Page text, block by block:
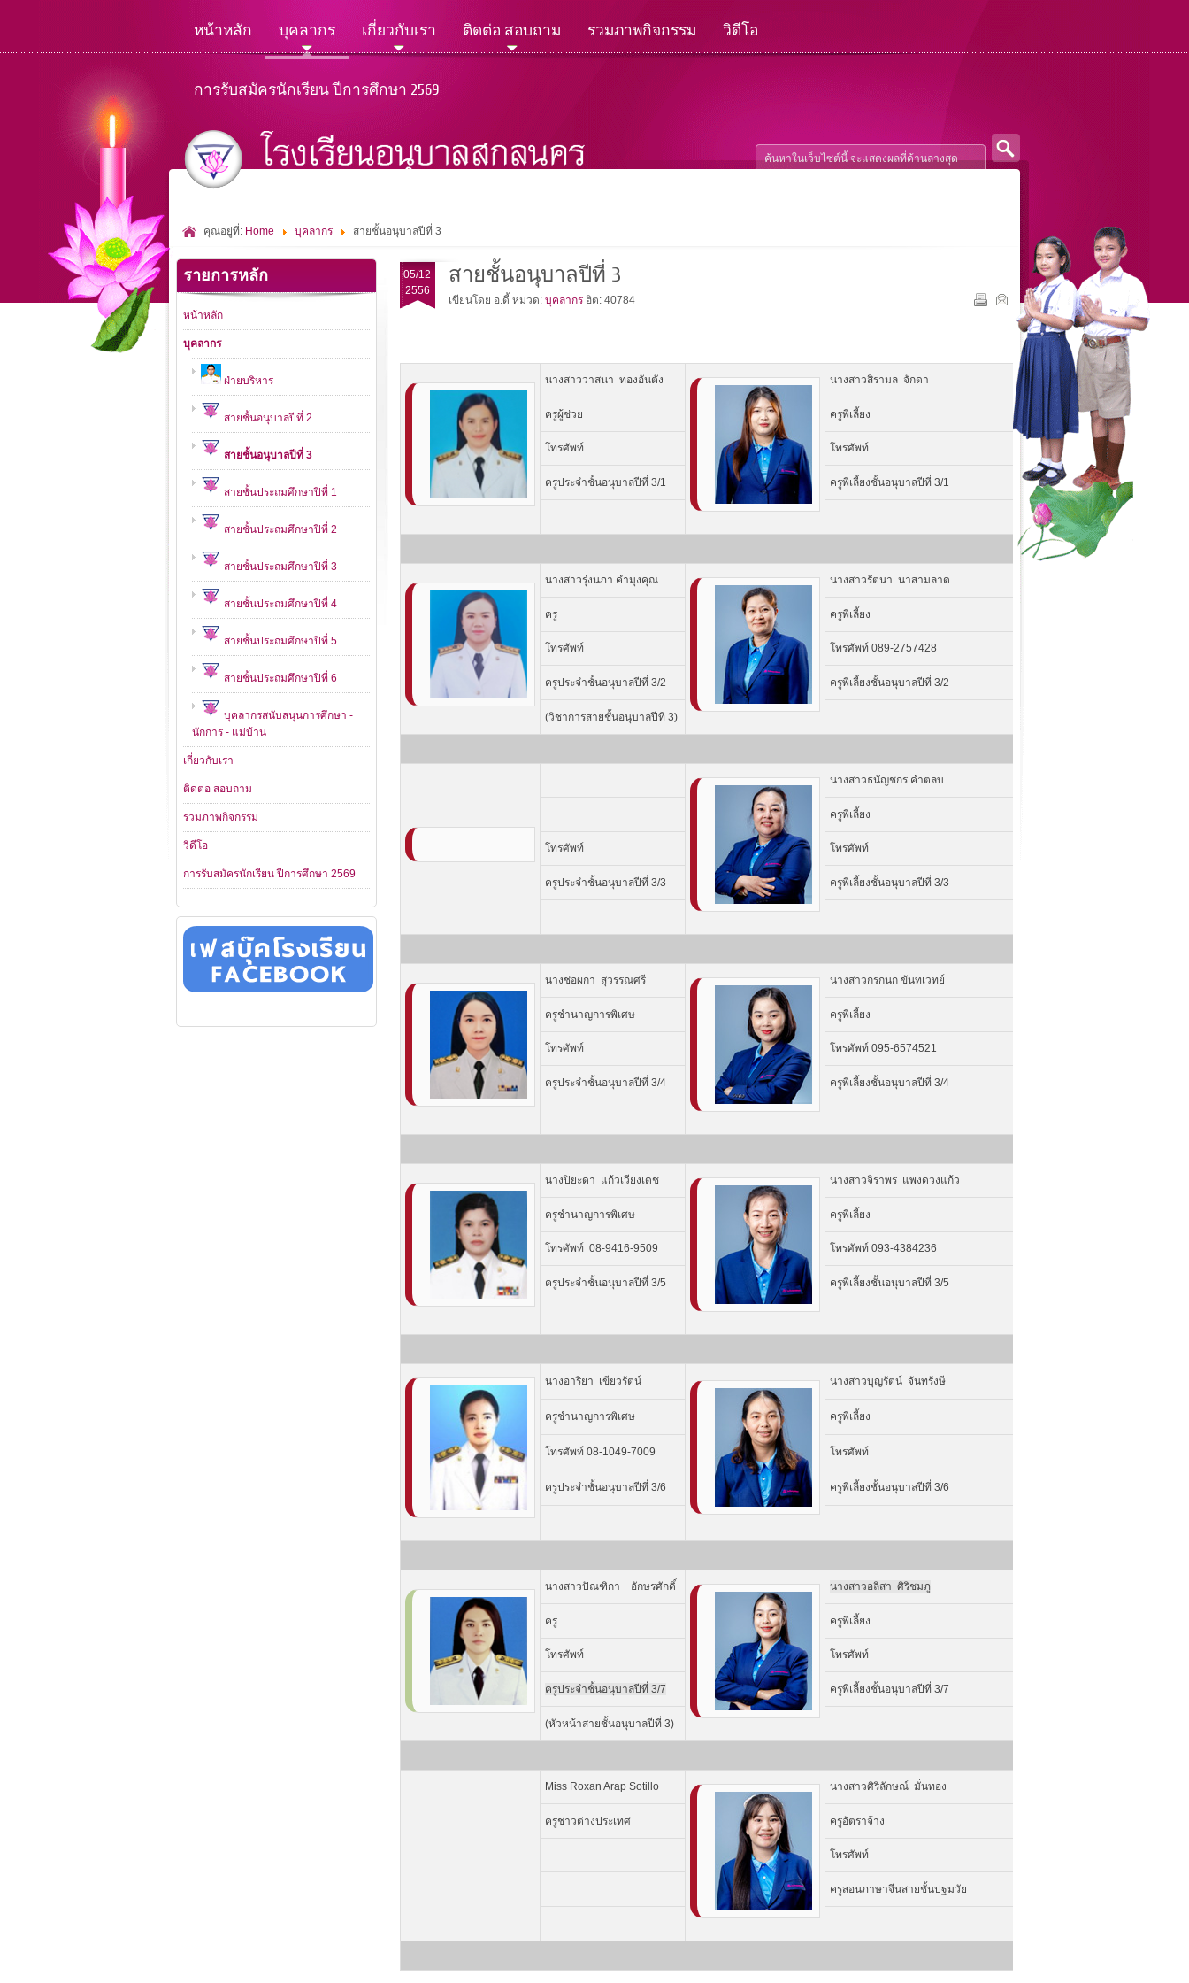
หน้าหลัก บุคลากร เกี่ยวกับเรา ติดต่อ สอบถาม รวมภาพกิจกรรม วิดีโอ
การรับสมัครนักเรียน ปีการศึกษา 2569
คุณอยู่ที่: Home บุคลากร สายชั้นอนุบาลปีที่ 3
05/12
2556
สายชั้นอนุบาลปีที่ 3
เขียนโดย อ.ดี้ หมวด: บุคลากร ฮิต: 40784
นางสาววาสนา ทองอันตัง นางสาวสิรามล จักดา
ครูผู้ช่วย ครูพี่เลี้ยง
โทรศัพท์ โทรศัพท์
ครูประจำชั้นอนุบาลปีที่ 3/1 ครูพี่เลี้ยงชั้นอนุบาลปีที่ 3/1
นางสาวรุ่งนภา คำมุงคุณ นางสาวรัตนา นาสามลาด
ครู ครูพี่เลี้ยง
โทรศัพท์ โทรศัพท์ 089-2757428
ครูประจำชั้นอนุบาลปีที่ 3/2 ครูพี่เลี้ยงชั้นอนุบาลปีที่ 3/2
(วิชาการสายชั้นอนุบาลปีที่ 3)
นางสาวธนัญชกร คำตลบ
ครูพี่เลี้ยง
โทรศัพท์ โทรศัพท์
ครูประจำชั้นอนุบาลปีที่ 3/3 ครูพี่เลี้ยงชั้นอนุบาลปีที่ 3/3
นางช่อผกา สุวรรณศรี นางสาวกรกนก ขันทเวทย์
ครูชำนาญการพิเศษ ครูพี่เลี้ยง
โทรศัพท์ โทรศัพท์ 095-6574521
ครูประจำชั้นอนุบาลปีที่ 3/4 ครูพี่เลี้ยงชั้นอนุบาลปีที่ 3/4
นางปิยะดา แก้วเวียงเดช นางสาวจิราพร แพงดวงแก้ว
ครูชำนาญการพิเศษ ครูพี่เลี้ยง
โทรศัพท์ 08-9416-9509 โทรศัพท์ 093-4384236
ครูประจำชั้นอนุบาลปีที่ 3/5 ครูพี่เลี้ยงชั้นอนุบาลปีที่ 3/5
นางอาริยา เขียวรัตน์ นางสาวบุญรัตน์ จันทรังษี
ครูชำนาญการพิเศษ ครูพี่เลี้ยง
โทรศัพท์ 08-1049-7009 โทรศัพท์
ครูประจำชั้นอนุบาลปีที่ 3/6 ครูพี่เลี้ยงชั้นอนุบาลปีที่ 3/6
นางสาวปัณฑิกา อักษรศักดิ์ นางสาวอลิสา ศิริชมภู
ครู ครูพี่เลี้ยง
โทรศัพท์ โทรศัพท์
ครูประจำชั้นอนุบาลปีที่ 3/7 ครูพี่เลี้ยงชั้นอนุบาลปีที่ 3/7
(หัวหน้าสายชั้นอนุบาลปีที่ 3)
Miss Roxan Arap Sotillo นางสาวศิริลักษณ์ มั่นทอง
ครูชาวต่างประเทศ ครูอัตราจ้าง
โทรศัพท์
ครูสอนภาษาจีนสายชั้นปฐมวัย
รายการหลัก
หน้าหลัก
บุคลากร
ฝ่ายบริหาร
สายชั้นอนุบาลปีที่ 2
สายชั้นอนุบาลปีที่ 3
สายชั้นประถมศึกษาปีที่ 1
สายชั้นประถมศึกษาปีที่ 2
สายชั้นประถมศึกษาปีที่ 3
สายชั้นประถมศึกษาปีที่ 4
สายชั้นประถมศึกษาปีที่ 5
สายชั้นประถมศึกษาปีที่ 6
บุคลากรสนับสนุนการศึกษา -
นักการ - แม่บ้าน
เกี่ยวกับเรา
ติดต่อ สอบถาม
รวมภาพกิจกรรม
วิดีโอ
การรับสมัครนักเรียน ปีการศึกษา 2569